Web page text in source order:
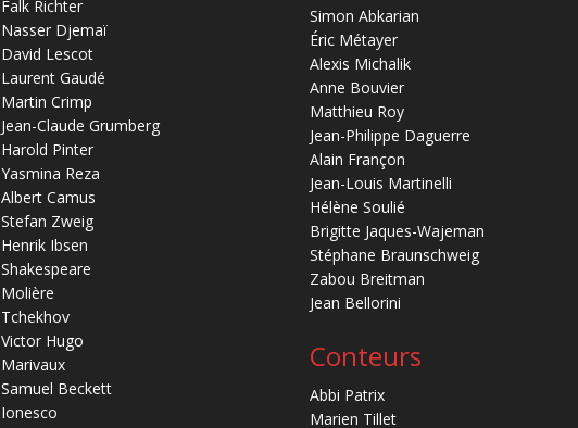
Falk Richter
Nasser Djemaï
David Lescot
Laurent Gaudé
Martin Crimp
Jean-Claude Grumberg
Harold Pinter
Yasmina Reza
Albert Camus
Stefan Zweig
Henrik Ibsen
Shakespeare
Molière
Tchekhov
Victor Hugo
Marivaux
Samuel Beckett
Ionesco
Simon Abkarian
Éric Métayer
Alexis Michalik
Anne Bouvier
Matthieu Roy
Jean-Philippe Daguerre
Alain Françon
Jean-Louis Martinelli
Hélène Soulié
Brigitte Jaques-Wajeman
Stéphane Braunschweig
Zabou Breitman
Jean Bellorini
Conteurs
Abbi Patrix
Marien Tillet